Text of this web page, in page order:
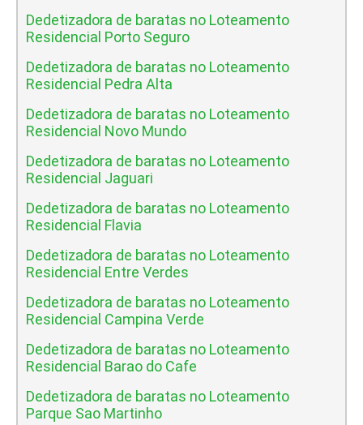
Dedetizadora de baratas no Loteamento
Residencial Porto Seguro
Dedetizadora de baratas no Loteamento
Residencial Pedra Alta
Dedetizadora de baratas no Loteamento
Residencial Novo Mundo
Dedetizadora de baratas no Loteamento
Residencial Jaguari
Dedetizadora de baratas no Loteamento
Residencial Flavia
Dedetizadora de baratas no Loteamento
Residencial Entre Verdes
Dedetizadora de baratas no Loteamento
Residencial Campina Verde
Dedetizadora de baratas no Loteamento
Residencial Barao do Cafe
Dedetizadora de baratas no Loteamento
Parque Sao Martinho